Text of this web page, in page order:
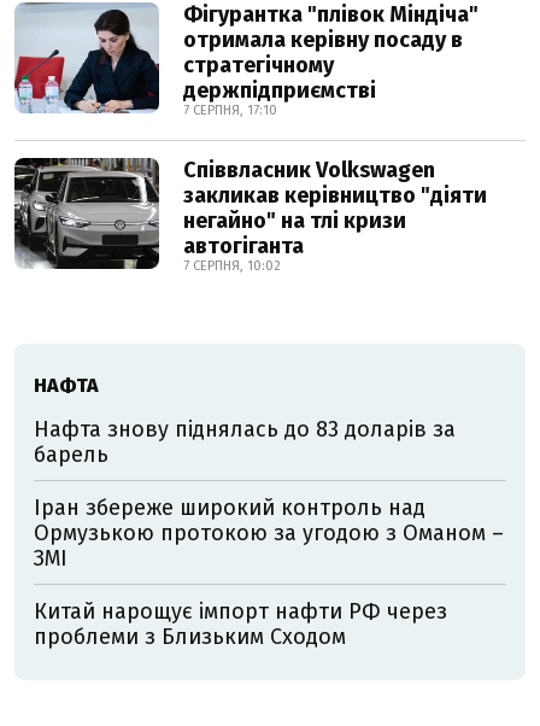
Фігурантка "плівок Міндіча"
отримала керівну посаду в
стратегічному
держпідприємстві
7 СЕРПНЯ, 17:10
Співвласник Volkswagen
закликав керівництво "діяти
негайно" на тлі кризи
автогіганта
7 СЕРПНЯ, 10:02
НАФТА
Нафта знову піднялась до 83 доларів за
барель
Іран збереже широкий контроль над
Ормузькою протокою за угодою з Оманом –
ЗМІ
Китай нарощує імпорт нафти РФ через
проблеми з Близьким Сходом